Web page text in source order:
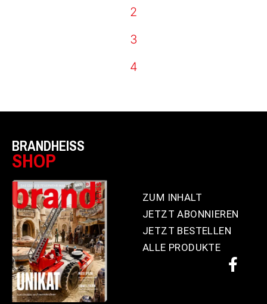
2
3
4
BRANDHEISS
SHOP
ZUM INHALT
JETZT ABONNIEREN
JETZT BESTELLEN
ALLE PRODUKTE